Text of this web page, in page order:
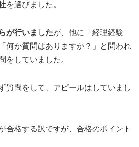
を選びました。
が行いましたが、他に「経理経験
何か質問はありますか？」と問われ
をしていました。
質問をして、アピールはしていまし
合格する訳ですが、合格のポイント